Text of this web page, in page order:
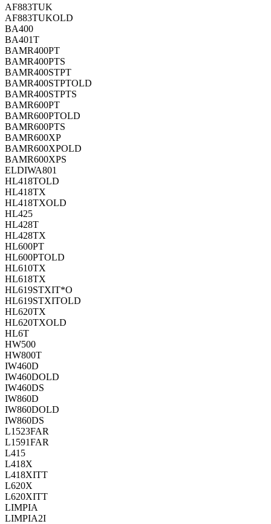
AF883TUK
AF883TUKOLD
BA400
BA401T
BAMR400PT
BAMR400PTS
BAMR400STPT
BAMR400STPTOLD
BAMR400STPTS
BAMR600PT
BAMR600PTOLD
BAMR600PTS
BAMR600XP
BAMR600XPOLD
BAMR600XPS
ELDIWA801
HL418TOLD
HL418TX
HL418TXOLD
HL425
HL428T
HL428TX
HL600PT
HL600PTOLD
HL610TX
HL618TX
HL619STXIT*O
HL619STXITOLD
HL620TX
HL620TXOLD
HL6T
HW500
HW800T
IW460D
IW460DOLD
IW460DS
IW860D
IW860DOLD
IW860DS
L1523FAR
L1591FAR
L415
L418X
L418XITT
L620X
L620XITT
LIMPIA
LIMPIA2I